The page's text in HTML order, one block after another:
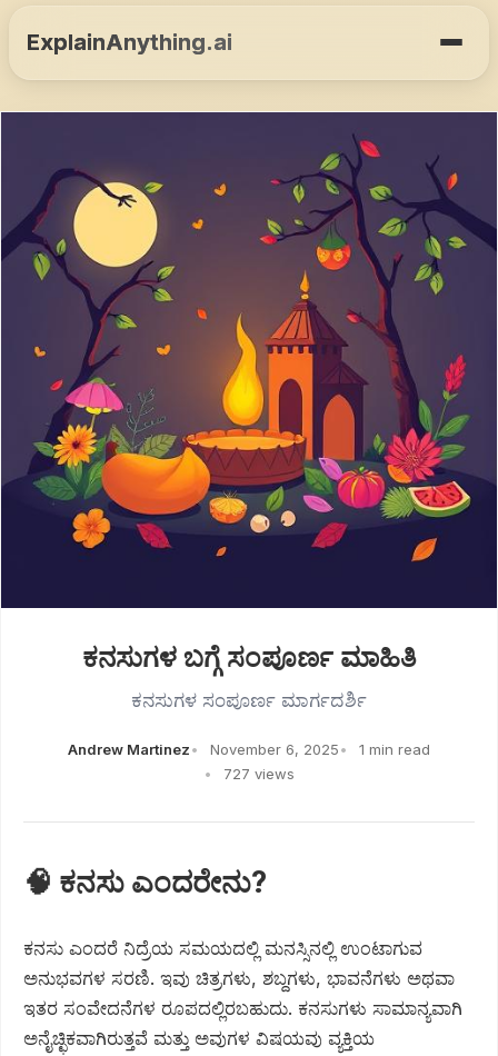
ExplainAnything.ai
ಕನಸುಗಳ ಬಗ್ಗೆ ಸಂಪೂರ್ಣ ಮಾಹಿತಿ
ಕನಸುಗಳ ಸಂಪೂರ್ಣ ಮಾರ್ಗದರ್ಶಿ
Andrew Martinez November 6, 2025
1 min read
727 views
🧠 ಕನಸು ಎಂದರೇನು?
ಕನಸು ಎಂದರೆ ನಿದ್ರೆಯ ಸಮಯದಲ್ಲಿ ಮನಸ್ಸಿನಲ್ಲಿ ಉಂಟಾಗುವ
ಅನುಭವಗಳ ಸರಣಿ. ಇವು ಚಿತ್ರಗಳು, ಶಬ್ದಗಳು, ಭಾವನೆಗಳು ಅಥವಾ
ಇತರ ಸಂವೇದನೆಗಳ ರೂಪದಲ್ಲಿರಬಹುದು. ಕನಸುಗಳು ಸಾಮಾನ್ಯವಾಗಿ
ಅನೈಚ್ಛಿಕವಾಗಿರುತ್ತವೆ ಮತ್ತು ಅವುಗಳ ವಿಷಯವು ವ್ಯಕ್ತಿಯ